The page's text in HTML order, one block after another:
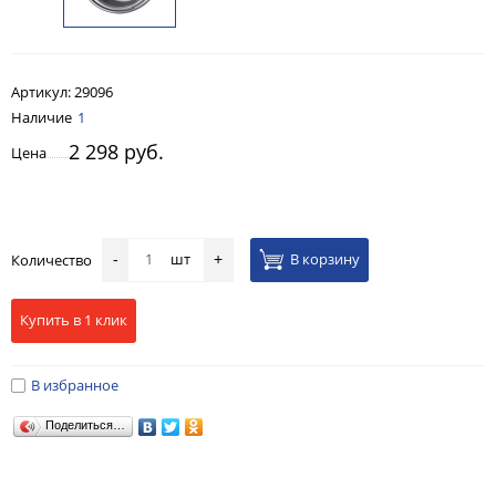
Артикул: 29096
Наличие 1
Цена
2 298 руб.
Количество - шт + В корзину
Купить в 1 клик
В избранное
Поделиться…